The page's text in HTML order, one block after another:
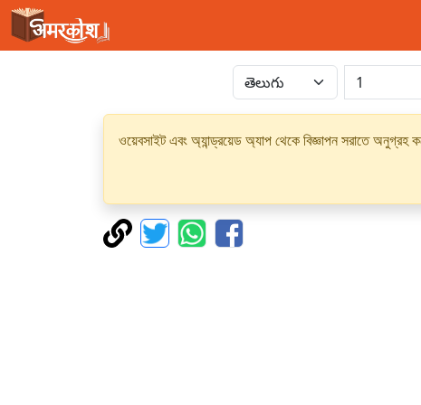
ওয়েবসাইট এবং অ্যান্ড্রয়েড অ্যাপ থেকে বিজ্ঞাপন সরাতে